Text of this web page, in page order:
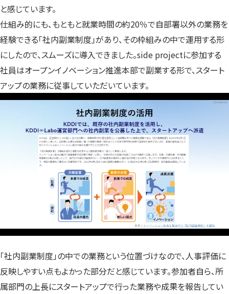
と感じています。
仕組み的にも、もともと就業時間の約20％で自部署以外の業務を
経験できる「社内副業制度」があり、その枠組みの中で運用する形
にしたので、スムーズに導入できました。side projectに参加する
社員はオープンイノベーション推進本部で副業する形で、スタート
アップの業務に従事していただいています。
「社内副業制度」の中での業務という位置づけなので、人事評価に
反映しやすい点もよかった部分だと感じています。参加者自ら、所
属部門の上長にスタートアップで行った業務や成果を報告してい